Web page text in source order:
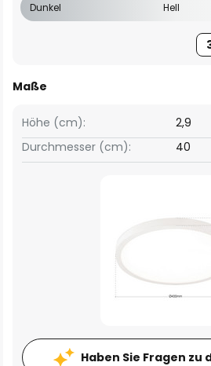
Dunkel Hell
Maße
Höhe (cm):
2,9
Durchmesser (cm):
40
Haben Sie Fragen zu